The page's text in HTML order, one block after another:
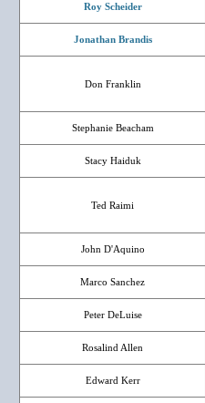
Roy Scheider
Jonathan Brandis
Don Franklin
Stephanie Beacham
Stacy Haiduk
Ted Raimi
John D'Aquino
Marco Sanchez
Peter DeLuise
Rosalind Allen
Edward Kerr